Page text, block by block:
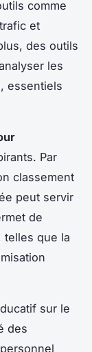
comme
et
des outils
les
essentiels
Par
classement
peut servir
de
telles que la
sur le
des